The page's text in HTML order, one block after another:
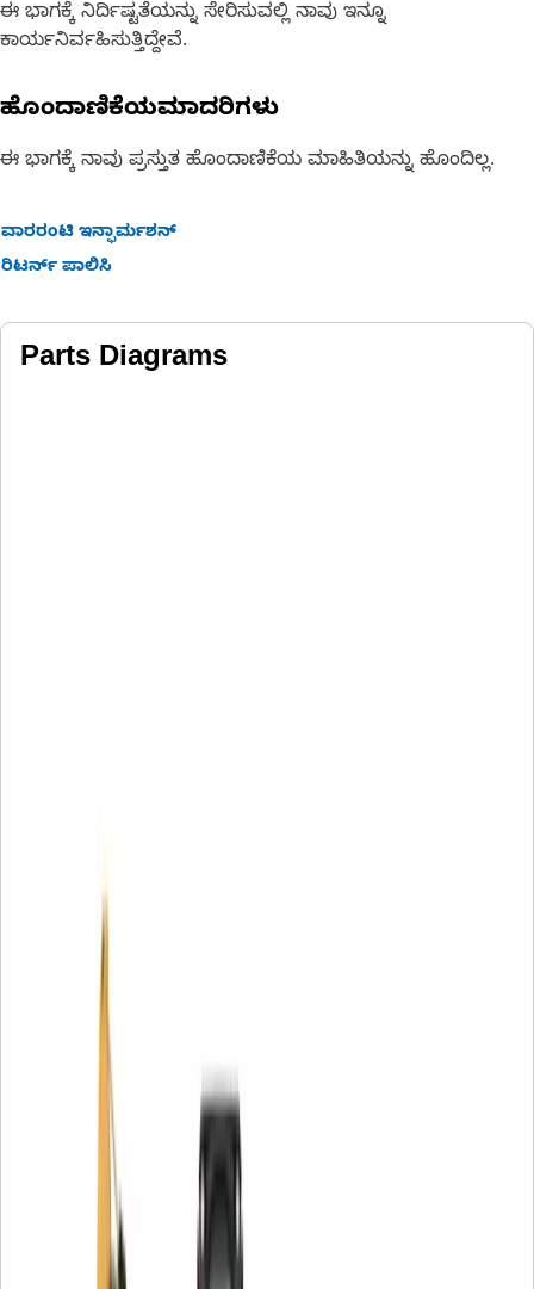
ಈ ಭಾಗಕ್ಕೆ ನಿರ್ದಿಷ್ಟತೆಯನ್ನು ಸೇರಿಸುವಲ್ಲಿ ನಾವು ಇನ್ನೂ
ಕಾರ್ಯನಿರ್ವಹಿಸುತ್ತಿದ್ದೇವೆ.
ಹೊಂದಾಣಿಕೆಯಮಾದರಿಗಳು
ಈ ಭಾಗಕ್ಕೆ ನಾವು ಪ್ರಸ್ತುತ ಹೊಂದಾಣಿಕೆಯ ಮಾಹಿತಿಯನ್ನು ಹೊಂದಿಲ್ಲ.
ವಾರರಂಟಿ ಇನ್ಫಾರ್ಮಶನ್
ರಿಟರ್ನ್ ಪಾಲಿಸಿ
Parts Diagrams